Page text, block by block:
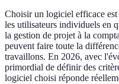
Choisir un logiciel efficace
les utilisateurs individuels en
la gestion de projet à la
peuvent faire toute la
travaillons. En 2026, avec
primordial de définir des
logiciel choisi réponde